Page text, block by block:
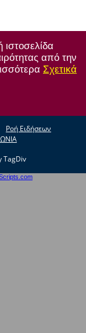
ιστοσελίδα
από την
Σχετικά
Ροή Ειδήσεων
TagDiv